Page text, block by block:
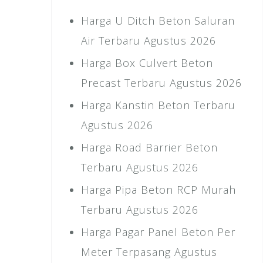
Harga U Ditch Beton Saluran
Air Terbaru Agustus 2026
Harga Box Culvert Beton
Precast Terbaru Agustus 2026
Harga Kanstin Beton Terbaru
Agustus 2026
Harga Road Barrier Beton
Terbaru Agustus 2026
Harga Pipa Beton RCP Murah
Terbaru Agustus 2026
Harga Pagar Panel Beton Per
Meter Terpasang Agustus